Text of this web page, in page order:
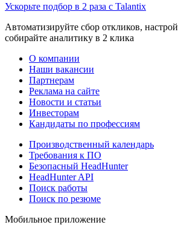
Ускорьте подбор в 2 раза с Talantix
Автоматизируйте сбор откликов,
собирайте аналитику в 2 клика
О компании
Наши вакансии
Партнерам
Реклама на сайте
Новости и статьи
Инвесторам
Кандидаты по профессиям
Производственный календарь
Требования к ПО
Безопасный HeadHunter
HeadHunter API
Поиск работы
Поиск по резюме
Мобильное приложение